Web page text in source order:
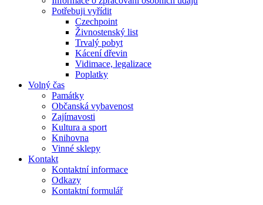
Potřebuji vyřídit
Czechpoint
Živnostenský list
Trvalý pobyt
Kácení dřevin
Vidimace, legalizace
Poplatky
Volný čas
Památky
Občanská vybavenost
Zajímavosti
Kultura a sport
Knihovna
Vinné sklepy
Kontakt
Kontaktní informace
Odkazy
Kontaktní formulář